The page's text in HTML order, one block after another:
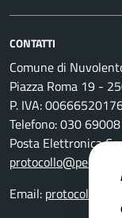
CONTATTI
Comune di
Piazza Roma 19 -
P. IVA:
Telefono: 030
Posta Elettronica
Email: